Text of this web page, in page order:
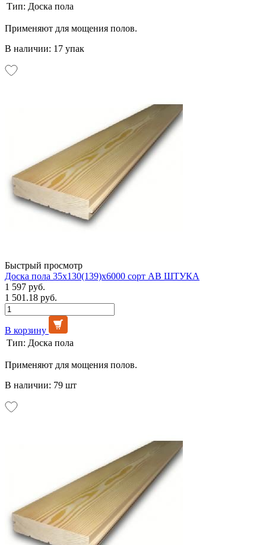
Тип: Доска пола
Применяют для мощения полов.
В наличии: 17 упак
Быстрый просмотр
Доска пола 35х130(139)х6000 сорт АВ ШТУКА
1 597 руб.
1 501.18 руб.
В корзину
Тип: Доска пола
Применяют для мощения полов.
В наличии: 79 шт